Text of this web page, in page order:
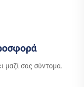
μαζί σας σύντομα.